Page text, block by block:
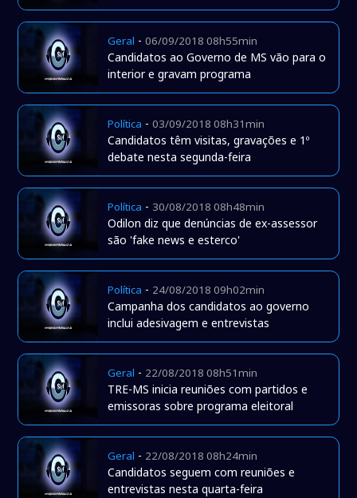
Geral -06/09/2018 08h55min
Candidatos ao Governo de MS vão para o
interior e gravam programa
Política -03/09/2018 08h31min
Candidatos têm visitas, gravações e 1º
debate nesta segunda-feira
Política - 30/08/2018 08h48min
Odilon diz que denúncias de ex-assessor
são 'fake news e esterco'
Política - 24/08/2018 09h02min
Campanha dos candidatos ao governo
inclui adesivagem e entrevistas
Geral - 22/08/2018 08h51min
TRE-MS inicia reuniões com partidos e
emissoras sobre programa eleitoral
Geral - 22/08/2018 08h24min
Candidatos seguem com reuniões e
entrevistas nesta quarta-feira